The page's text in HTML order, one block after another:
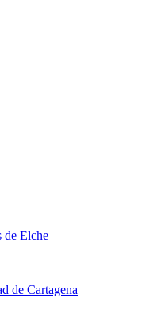
de Elche
de Cartagena